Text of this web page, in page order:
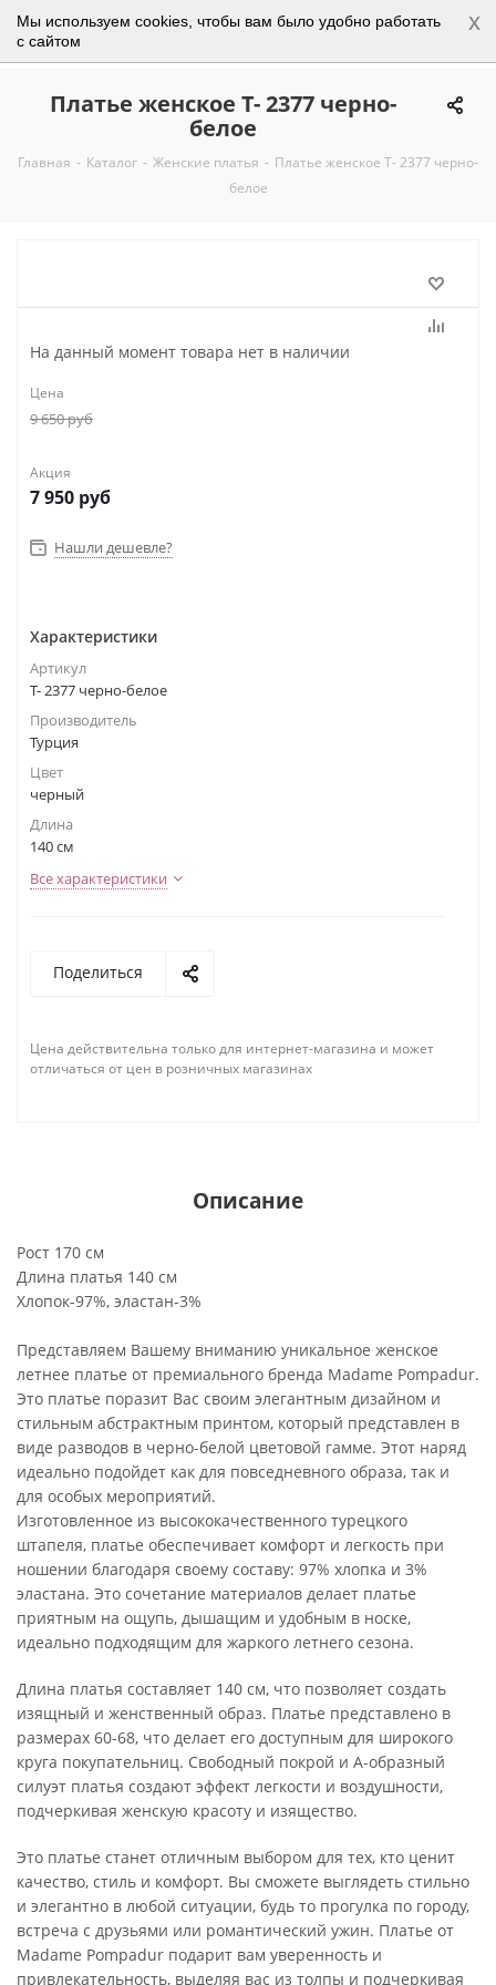
Мы используем cookies, чтобы вам было удобно работать
с сайтом
x
0
Платье женское Т- 2377 черно-
белое
Главная - Каталог - Женские платья - Платье женское Т- 2377 черно-
белое
На данный момент товара нет в наличии
Цена
9 650руб
Акция
7 950 руб
Нашли дешевле?
Характеристики
Артикул
Т- 2377 черно-белое
Производитель
Турция
Цвет
черный
Длина
140 см
Все характеристики
Поделиться
Цена действительна только для интернет-магазина и может
отличаться от цен в розничных магазинах
Описание
Рост 170 см
Длина платья 140 см
Хлопок-97%, эластан-3%
Представляем Вашему вниманию уникальное женское
летнее платье от премиального бренда Madame Pompadur.
Это платье поразит Вас своим элегантным дизайном и
стильным абстрактным принтом, который представлен в
виде разводов в черно-белой цветовой гамме. Этот наряд
идеально подойдет как для повседневного образа, так и
для особых мероприятий.
Изготовленное из высококачественного турецкого
штапеля, платье обеспечивает комфорт и легкость при
ношении благодаря своему составу: 97% хлопка и 3%
эластана. Это сочетание материалов делает платье
приятным на ощупь, дышащим и удобным в носке,
идеально подходящим для жаркого летнего сезона.
Длина платья составляет 140 см, что позволяет создать
изящный и женственный образ. Платье представлено в
размерах 60-68, что делает его доступным для широкого
круга покупательниц. Свободный покрой и А-образный
силуэт платья создают эффект легкости и воздушности,
подчеркивая женскую красоту и изящество.
Это платье станет отличным выбором для тех, кто ценит
качество, стиль и комфорт. Вы сможете выглядеть стильно
и элегантно в любой ситуации, будь то прогулка по городу,
встреча с друзьями или романтический ужин. Платье от
Madame Pompadur подарит вам уверенность и
привлекательность, выделяя вас из толпы и подчеркивая